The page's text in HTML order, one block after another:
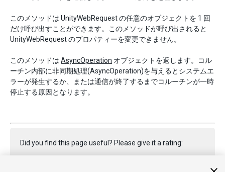
このメソッドは UnityWebRequest の任意のオブジェクトを 1 回
だけ呼び出すことができます。このメソッドが呼び出されると
UnityWebRequest のプロパティーを変更できません。
このメソッドは AsyncOperation オブジェクトを返します。コル
ーチン内部に非同期処理(AsyncOperation)を与えるとシステムエ
ラーが発生するか、または通信が終了するまでコルーチンが一時
停止する原因となります。
Did you find this page useful? Please give it a rating: